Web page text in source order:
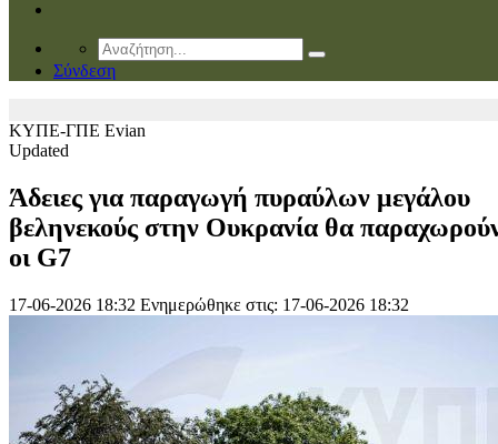
Σύνδεση
ΚΥΠΕ-ΓΠΕ Evian
Updated
Άδειες για παραγωγή πυραύλων μεγάλου
βεληνεκούς στην Ουκρανία θα
οι G7
17-06-2026 18:32 Ενημερώθηκε στις: 17-06-2026 18:32